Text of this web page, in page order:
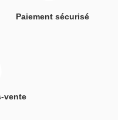
Paiement sécurisé
vente